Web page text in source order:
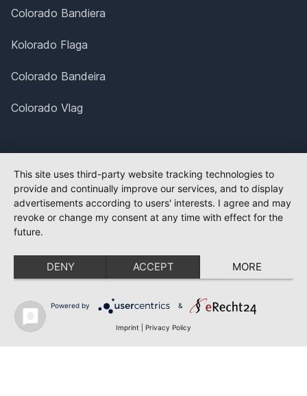
Colorado Bandiera
Kolorado Flaga
Colorado Bandeira
Colorado Vlag
This site uses third-party website tracking technologies to
provide and continually improve our services, and to display
advertisements according to users' interests. I agree and may
revoke or change my consent at any time with effect for the
future.
DENY ACCEPT MORE
Powered by &
Imprint Privacy Policy